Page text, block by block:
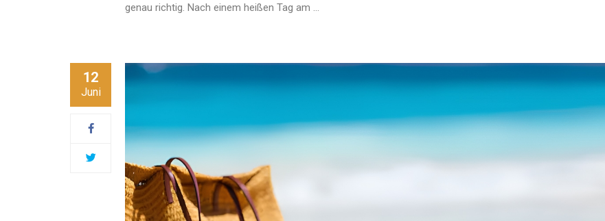
genau richtig. Nach einem heißen Tag am …
12
Juni